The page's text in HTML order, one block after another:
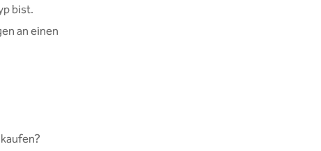
bist.
an einen